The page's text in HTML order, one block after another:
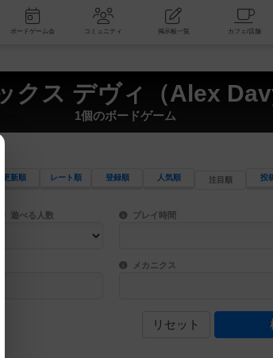
ビュー ボードゲーム会 コミュニティ 掲示板一覧
クス デヴィ（Alex
1個のボードゲーム
更新順 レート順 登録順 人気順 注目順 投
きます。
プレイ対象人数に含まれるボードゲームを指定します。
遊べる人数 目安となる所要時間を指定するこ
プレイ時間
・ストーリーを指定することができます。直感的にゲームシステ
ゲーム性を構成するコアシステム
メカニクス
リセット